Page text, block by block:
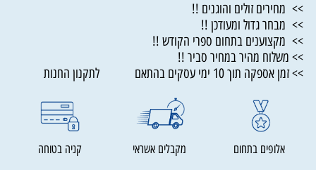
>> מחירים זולים והוגנים !!
>> מבחר גדול ומעודכן !!
>> מקצוענים בתחום ספרי הקודש !!
>> משלוח מהיר במחיר סביר !!
>> זמן אספקה תוך 10 ימי עסקים בהתאם לתקנון החנות
אלופים בתחום מקבלים אשראי קניה בטוחה